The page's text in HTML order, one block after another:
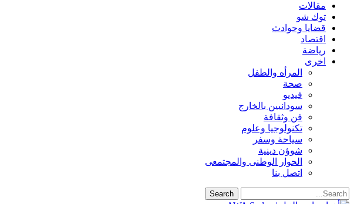
مقالات
توك شو
قضايا وحوادث
اقتصاد
رياضة
اخرى
المرأه والطفل
صحة
فيديو
سودانيين بالخارج
فن وثقافة
تكنولوجيا وعلوم
سياحة وسفر
شوؤن دينية
الحوار الوطنى والمجتمعى
اتصل بنا